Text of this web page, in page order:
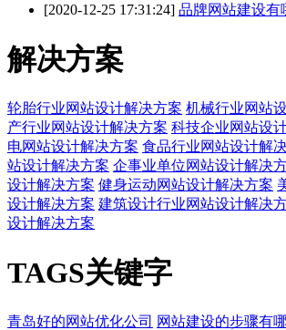
[2020-12-25 17:31:24] 品牌网站建设有
解决方案
轮胎行业网站设计解决方案 机械行业网站
产行业网站设计解决方案 科技企业网站设
电网站设计解决方案 食品行业网站设计解
站设计解决方案 企事业单位网站设计解决
设计解决方案 健身运动网站设计解决方案
设计解决方案 建筑设计行业网站设计解决
设计解决方案
TAGS关键字
青岛好的网站优化公司 网站建设的步骤有